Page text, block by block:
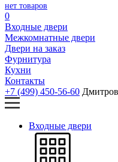
нет товаров
0
Входные двери
Межкомнатные двери
Двери на заказ
Фурнитура
Кухни
Контакты
+7 (499) 450-56-60
Входные двери